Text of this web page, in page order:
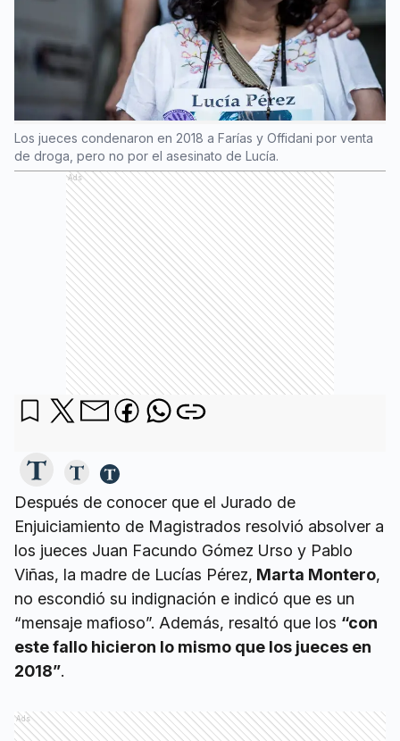
Los jueces condenaron en 2018 a Farías y Offidani por venta
de droga, pero no por el asesinato de Lucía.
Ads
Después de conocer que el Jurado de
Enjuiciamiento de Magistrados resolvió absolver a
los jueces Juan Facundo Gómez Urso y Pablo
Viñas, la madre de Lucías Pérez, Marta Montero,
no escondió su indignación e indicó que es un
“mensaje mafioso”. Además, resaltó que los “con
este fallo hicieron lo mismo que los jueces en
2018”.
Ads